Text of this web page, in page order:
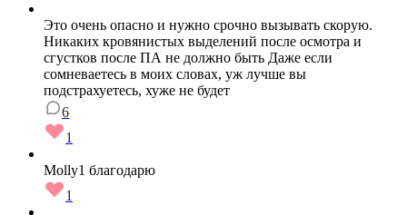
Это очень опасно и нужно срочно вызывать скорую.
Никаких кровянистых выделений после осмотра и
сгустков после ПА не должно быть Даже если
сомневаетесь в моих словах, уж лучше вы
подстрахуетесь, хуже не будет
6
1
Molly1 благодарю
1